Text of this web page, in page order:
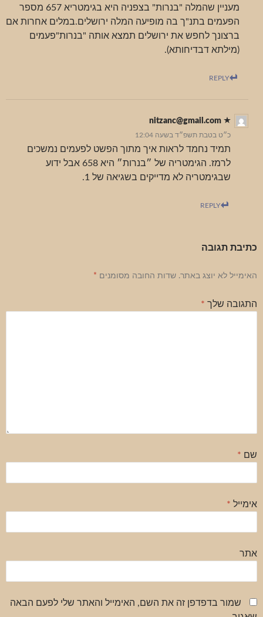
מעניין שהמלה "בנרות" בצפניה היא בגימטריא 657 מספר
הפעמים בתנ"ך בה מופיעה המלה ירושלים.במלים אחרות אם
ברצונך לחפש את ירושלים תמצא אותה "בנרות"פעמים
(מילתא דבדיחותא).
REPLY
nitzanc@gmail.com
כ״ט בטבת תשפ״ד בשעה 12:04
תמיד נחמד לראות איך מתוך הפשט לפעמים נמשכים
לרמז. הגימטריה של ״בנרות״ היא 658 אבל ידוע
שבגימטריה לא מדייקים בשגיאה של 1.
REPLY
כתיבת תגובה
האימייל לא יוצג באתר. שדות החובה מסומנים *
התגובה שלך *
שם *
אימייל *
אתר
שמור בדפדפן זה את השם, האימייל והאתר שלי לפעם הבאה